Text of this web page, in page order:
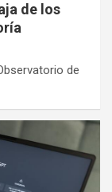
de los
de